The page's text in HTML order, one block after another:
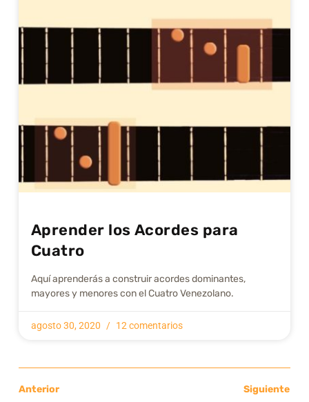
Aprender los Acordes para
Cuatro
Aquí aprenderás a construir acordes dominantes,
mayores y menores con el Cuatro Venezolano.
agosto 30, 2020 12 comentarios
Anterior Siguiente